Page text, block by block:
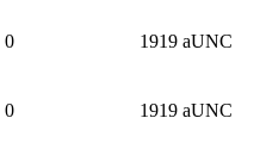
0 1919 aUNC
0 1919 aUNC